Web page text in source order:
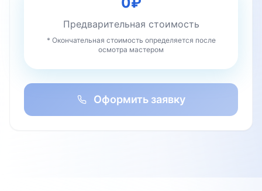
Предварительная стоимость
* Окончательная стоимость определяется после
осмотра мастером
Оформить заявку